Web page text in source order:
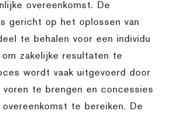
overeenkomst. De
gericht op het oplossen van
te behalen voor een individu
zakelijke resultaten te
wordt vaak uitgevoerd door
voren te brengen en concessies
te bereiken. De